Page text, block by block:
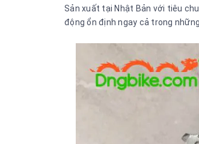
Sản xuất tại Nhật Bản với tiêu
động ổn định ngay cả trong